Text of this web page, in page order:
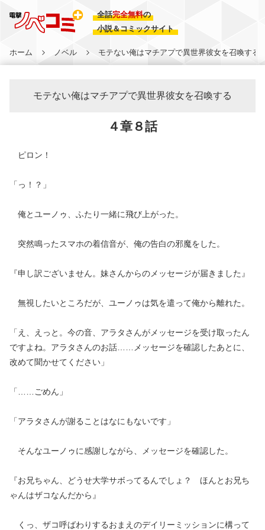
全話完全無料の
小説＆コミックサイト
ホーム ノベル モテない俺はマチアプで異世界彼女を召喚する
モテない俺はマチアプで異世界彼女を召喚する
４章８話
ピロン！
「っ！？」
俺とユーノゥ、ふたり一緒に飛び上がった。
突然鳴ったスマホの着信音が、俺の告白の邪魔をした。
『申し訳ございません。妹さんからのメッセージが届きました』
無視したいところだが、ユーノゥは気を遣って俺から離れた。
「え、えっと。今の音、アラタさんがメッセージを受け取ったん
ですよね。アラタさんのお話……メッセージを確認したあとに、
改めて聞かせてください」
「……ごめん」
「アラタさんが謝ることはなにもないです」
そんなユーノゥに感謝しながら、メッセージを確認した。
『お兄ちゃん、どうせ大学サボってるんでしょ？ ほんとお兄ち
ゃんはザコなんだから』
くっ、ザコ呼ばわりするおまえのデイリーミッションに構って